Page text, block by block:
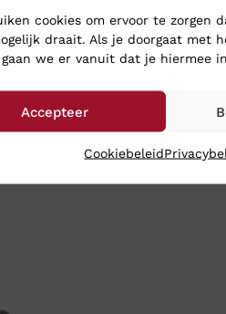
cookies om ervoor te zorgen
draait. Als je doorgaat met
we er vanuit dat je hiermee
Accepteer
Cookiebeleid